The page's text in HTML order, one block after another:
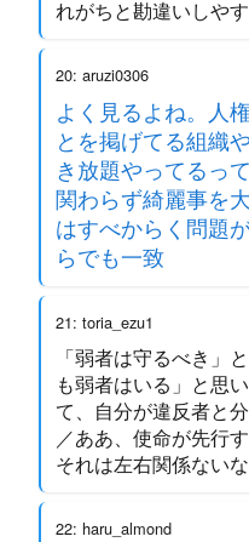
れがちと勘違いしや
20: aruzi0306
よく見るよね。人
とを掲げてる組織
き放題やってるっ
関わらず綺麗事を
はすべからく問題
らでも一致
21: toria_ezu1
「弱者は守るべき」
も弱者はいる」と思
て、自分が違反者と
／ああ、使命が先行
それは左右関係ないな
22: haru_almond